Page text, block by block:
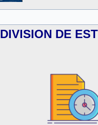
DIVISION DE